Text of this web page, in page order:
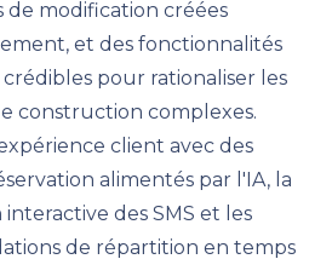
de modification créées
et des fonctionnalités
pour rationaliser les
construction complexes.
client avec des
alimentés par l'IA, la
des SMS et les
de répartition en temps